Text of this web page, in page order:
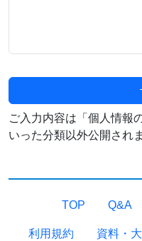
ご入力内容は「個人情報
いった分類以外公開され
TOP Q&A
利用規約 資料・